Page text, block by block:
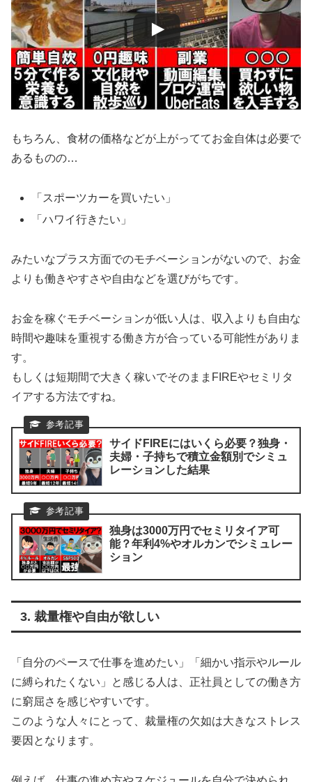
もちろん、食材の価格などが上がっててお金自体は必要で
あるものの…
「スポーツカーを買いたい」
「ハワイ行きたい」
みたいなプラス方面でのモチベーションがないので、お金
よりも働きやすさや自由などを選びがちです。
​お金を稼ぐモチベーションが低い人は、収入よりも自由な
時間や趣味を重視する働き方が合っている可能性がありま
す。
もしくは短期間で大きく稼いでそのままFIREやセミリタ
イアする方法ですね。
サイドFIREにはいくら必要？独身・
夫婦・子持ちで積立金額別でシミュ
レーションした結果
独身は3000万円でセミリタイア可
能？年利4%やオルカンでシミュレー
ション
3. 裁量権や自由が欲しい
「自分のペースで仕事を進めたい」「細かい指示やルール
に縛られたくない」と感じる人は、正社員としての働き方
に窮屈さを感じやすいです。
このような人々にとって、裁量権の欠如は大きなストレス
要因となります。​